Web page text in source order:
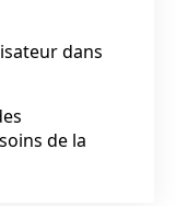
dans
de la